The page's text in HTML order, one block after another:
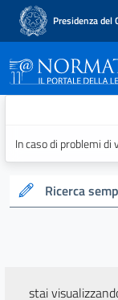
Presidenza
In caso di problemi di
Ricerca
stai